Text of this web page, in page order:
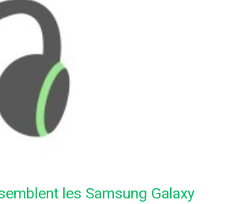
les Samsung Galaxy